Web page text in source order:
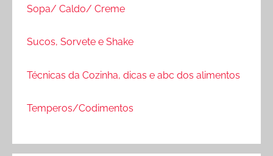
Sopa/ Caldo/ Creme
Sucos, Sorvete e Shake
Técnicas da Cozinha, dicas e abc dos alimentos
Temperos/Codimentos